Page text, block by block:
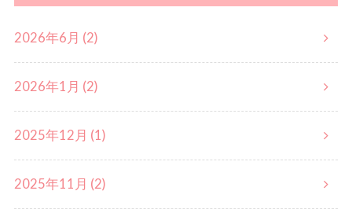
2026年6月 (2)
2026年1月 (2)
2025年12月 (1)
2025年11月 (2)